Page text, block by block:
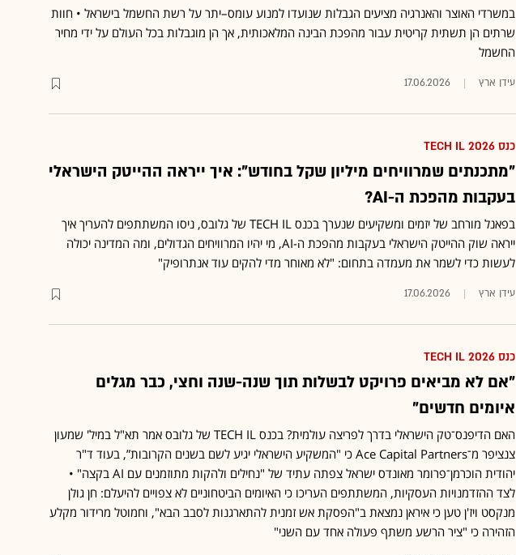
במשרדי האוצר והאנרגיה מציעים הגבלות שנועדו למנוע עומס–יתר על רשת החשמל בישראל • חוות
שרתים הן תשתית קריטית עבור מהפכת הבינה המלאכותית, אך הן מוגבלות בכל העולם על ידי מחיר
החשמל
עידן ארץ 17.06.2026
כנס TECH IL 2026
"מתכנתים שמרוויחים מיליון שקל בחודש": איך ייראה ההייטק הישראלי
בעקבות מהפכת ה-AI?
בפאנל מורחב של יזמים ומשקיעים שנערך בכנס TECH IL של גלובס, ניסו המשתתפים להעריך איך
ייראה שוק ההייטק הישראלי בעקבות מהפכת ה-AI, מי יהיו המרוויחים הגדולים, ומה המדינה יכולה
לעשות כדי לשמר את מעמדה בתחום: "לא מאוחר מדי להקים עוד אנתרופיק"
עידן ארץ 17.06.2026
כנס TECH IL 2026
"אם לא מביאים פרויקט לבשלות תוך שנה-שנה וחצי, כבר מגלים
איומים חדשים"
האם הדיפנס־טק הישראלי בדרך לפריצה עולמית? בכנס TECH IL של גלובס אמר תא"ל במיל' שמעון
צנציפר מ־Ace Capital Partners כי "המשקיע הישראלי יגיע לשם בשנים הקרובות”, בעוד ד"ר
יהודית הוכרמן־פרומר מאונדס ישראל צפתה עתיד של "נחילים ולהקות מתוזמנים עם AI בקצה" •
לצד ההזדמנויות העסקיות, המשתתפים העריכו כי האיומים הביטחוניים לא צפויים להיעלם: חן גולן
מנקסט ויז'ן טען כי איראן נמצאת ב"הפסקת אש זמנית להתארגנות לסבב הבא", וחמוטל מרידור מקלע
הזהירה כי "ציר הרשע משתף פעולה אחד עם השני"